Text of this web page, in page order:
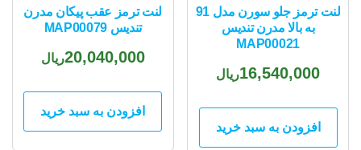
لنت ترمز جلو سورن مدل 91
به بالا مدرن تندیس
MAP00021
16,540,000ریال
افزودن به سبد خرید
لنت ترمز عقب پیکان مدرن
تندیس MAP00079
20,040,000ریال
افزودن به سبد خرید